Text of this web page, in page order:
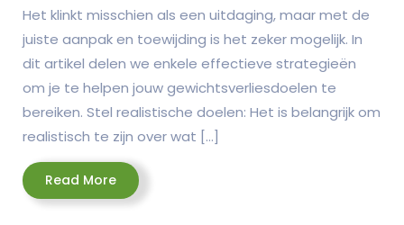
Het klinkt misschien als een uitdaging, maar met de
juiste aanpak en toewijding is het zeker mogelijk. In
dit artikel delen we enkele effectieve strategieën
om je te helpen jouw gewichtsverliesdoelen te
bereiken. Stel realistische doelen: Het is belangrijk om
realistisch te zijn over wat […]
Read MoreRead
More